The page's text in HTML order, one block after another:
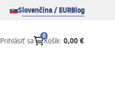
Slovenčina / EURBlog
Prihlásiť sa
0
Košík: 0,00 €